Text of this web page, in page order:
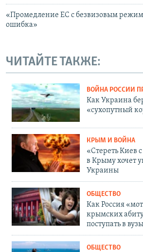
«Промедление ЕС с безвизовым
ошибка»
ЧИТАЙТЕ ТАКЖЕ:
ВОЙНА РОССИИ
Как Украина
«сухопутный
КРЫМ И ВОЙНА
«Стереть Киев
в Крыму хочет
Украины
ОБЩЕСТВО
Как Россия
крымских
поступать в
ОБЩЕСТВО